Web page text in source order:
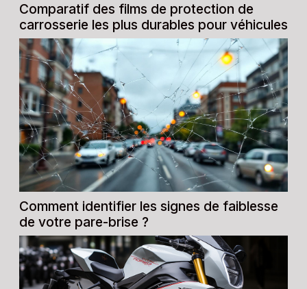
Comparatif des films de protection de
carrosserie les plus durables pour véhicules
Comment identifier les signes de faiblesse
de votre pare-brise ?